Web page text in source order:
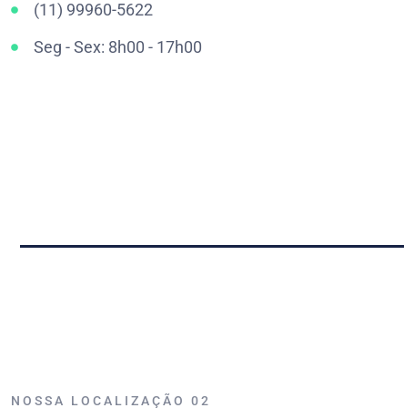
(11) 99960-5622
Seg - Sex: 8h00 - 17h00
NOSSA LOCALIZAÇÃO 02